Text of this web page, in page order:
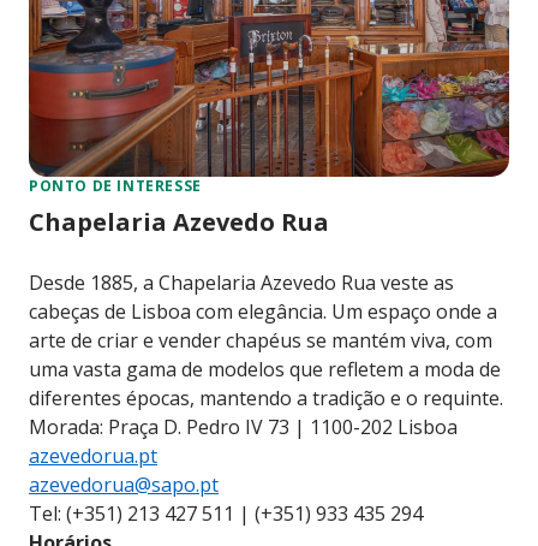
PONTO DE INTERESSE
Chapelaria Azevedo Rua
Desde 1885, a Chapelaria Azevedo Rua veste as
cabeças de Lisboa com elegância. Um espaço onde a
arte de criar e vender chapéus se mantém viva, com
uma vasta gama de modelos que refletem a moda de
diferentes épocas, mantendo a tradição e o requinte.
Morada: Praça D. Pedro IV 73 | 1100-202 Lisboa
azevedorua.pt
azevedorua@sapo.pt
Tel: (+351) 213 427 511 | (+351) 933 435 294